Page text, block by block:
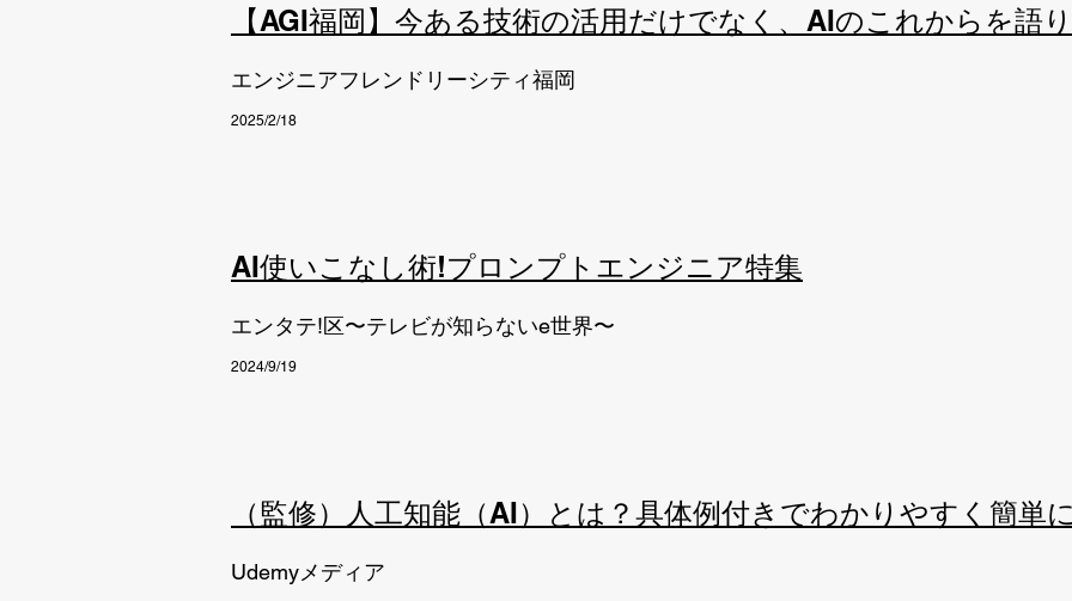
【AGI福岡】今ある技術の活用だけでなく、AIのこれからを語
エンジニアフレンドリーシティ福岡
2025/2/18
AI使いこなし術!プロンプトエンジニア特集
エンタテ!区〜テレビが知らないe世界〜
2024/9/19
（監修）人工知能（AI）とは？具体例付きでわかりやすく簡単
Udemyメディア